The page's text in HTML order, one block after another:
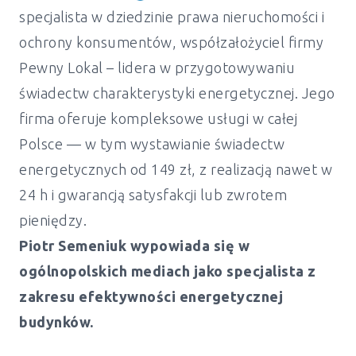
specjalista w dziedzinie prawa nieruchomości i
ochrony konsumentów, współzałożyciel firmy
Pewny Lokal – lidera w przygotowywaniu
świadectw charakterystyki energetycznej. Jego
firma oferuje kompleksowe usługi w całej
Polsce — w tym wystawianie świadectw
energetycznych od 149 zł, z realizacją nawet w
24 h i gwarancją satysfakcji lub zwrotem
pieniędzy.
Piotr Semeniuk wypowiada się w
ogólnopolskich mediach jako specjalista z
zakresu efektywności energetycznej
budynków.
Świadectwo energetyczne mieszkanie i